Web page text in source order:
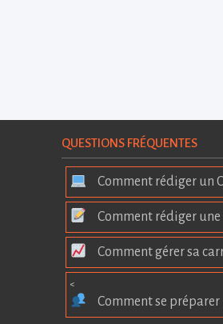
QUESTIONS FRÉQUENTES
Comment rédiger un
Comment rédiger
Comment gérer sa
<
Comment se